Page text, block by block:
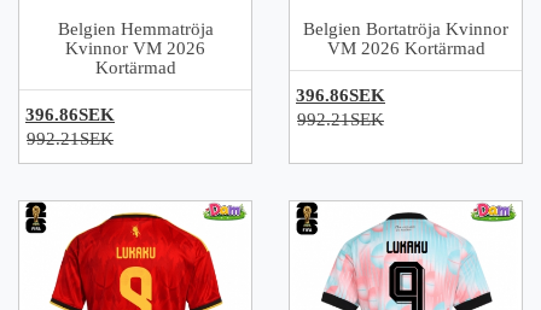
Belgien Hemmatröja
Kvinnor VM 2026
Kortärmad
396.86SEK
992.21SEK
Belgien Bortatröja Kvinnor
VM 2026 Kortärmad
396.86SEK
992.21SEK